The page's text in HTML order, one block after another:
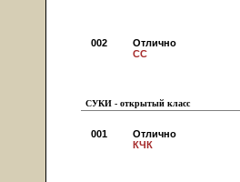
002
Отлично
СС
СУКИ - открытый класс
001
Отлично
КЧК